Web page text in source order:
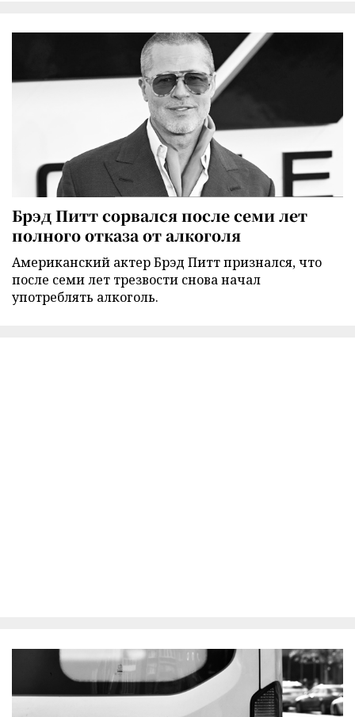
Брэд Питт сорвался после семи лет
полного отказа от алкоголя
Американский актер Брэд Питт признался, что
после семи лет трезвости снова начал
употреблять алкоголь.